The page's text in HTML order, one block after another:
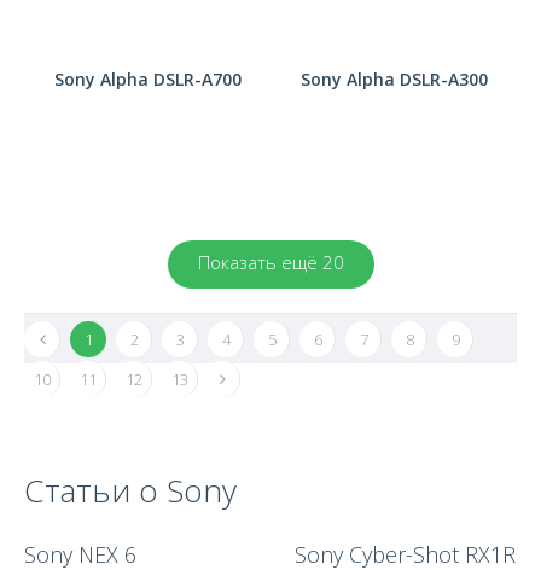
Sony Alpha DSLR-A700 Sony Alpha DSLR-A300
Показать ещё 20
1 2 3 4 5 6 7 8
9
10
11 12 13
Статьи о Sony
Sony NEX 6 Sony Cyber-Shot RX1R